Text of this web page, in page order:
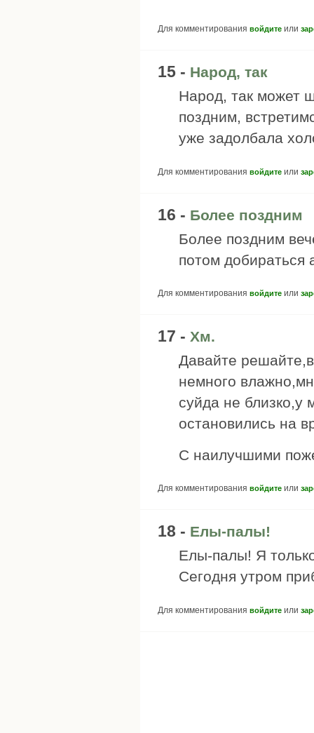
Для комментирования войдите или
15 - Народ, так
Народ, так может
поздним,
уже задолбала
Для комментирования войдите или
16 - Более поздним
Более поздним
потом добираться
Для комментирования войдите или
17 - Хм.
Давайте
немного
суйда не близко,у
остановились на
С наилучшими
Для комментирования войдите или
18 - Елы-палы!
Елы-палы! Я
Сегодня утром
Для комментирования войдите или